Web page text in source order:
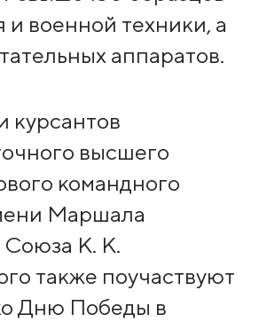
и военной техники, а
аппаратов.
курсантов
высшего
командного
Маршала
Союза К. К.
также поучаствуют
Дню Победы в